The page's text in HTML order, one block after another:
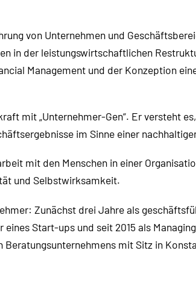
von Unternehmen und
in der leistungswirtschaftlichen
Management und der Konzeption
mit „Unternehmer-Gen“. Er versteht
im Sinne einer
mit den Menschen in einer
und Selbstwirksamkeit.
Zunächst drei Jahre als
Start-ups und seit 2015 als
mit Sitz in